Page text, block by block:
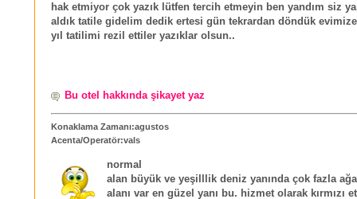
hak etmiyor çok yazık lütfen tercih etmeyin ben yandım siz
aldık tatile gidelim dedik ertesi gün tekrardan döndük
yıl tatilimi rezil ettiler yazıklar olsun..
Bu otel hakkında şikayet yaz
Konaklama Zamanı:agustos
Acenta/Operatör:vals
normal
alan büyük ve yeşilllik deniz yanında çok fazla
alanı var en güzel yanı bu. hizmet olarak kırmızı